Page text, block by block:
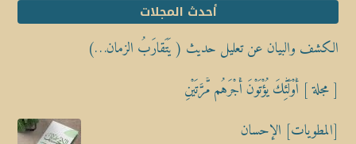
أحدث المجلات
الكشف والبيان عن تعليل حديث ( يَتَقارَبُ الزمان…)
[ مجلة ] أُوْلَٰٓئِكَ يُؤْتَوْنَ أَجْرَهُم مَّرَّتَيْنِ
[المطويات] الإحسان